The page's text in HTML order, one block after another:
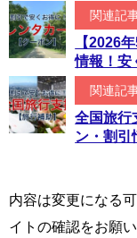
関連記
【2026
情報！安
関連記
全国旅行
ン・割引
内容は変更になる
イトの確認をお願い